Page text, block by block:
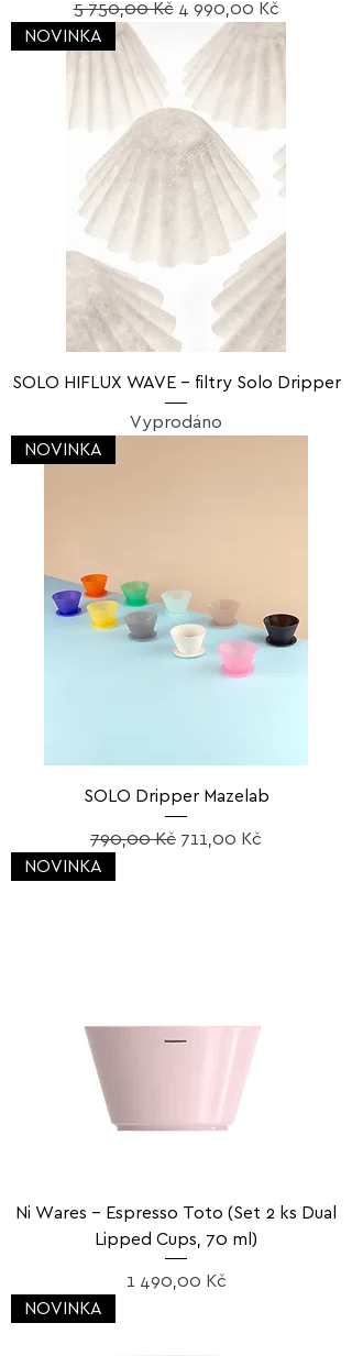
Běžná cena
5 750,00 Kč Zvýhodněná cena
4 990,00 Kč
NOVINKA
SOLO HIFLUX WAVE – filtry Solo Dripper
Vyprodáno
NOVINKA
SOLO Dripper Mazelab
Běžná cena
790,00 Kč Zvýhodněná cena
711,00 Kč
NOVINKA
Ni Wares – Espresso Toto (Set 2 ks Dual
Lipped Cups, 70 ml)
Cena
1 490,00 Kč
NOVINKA